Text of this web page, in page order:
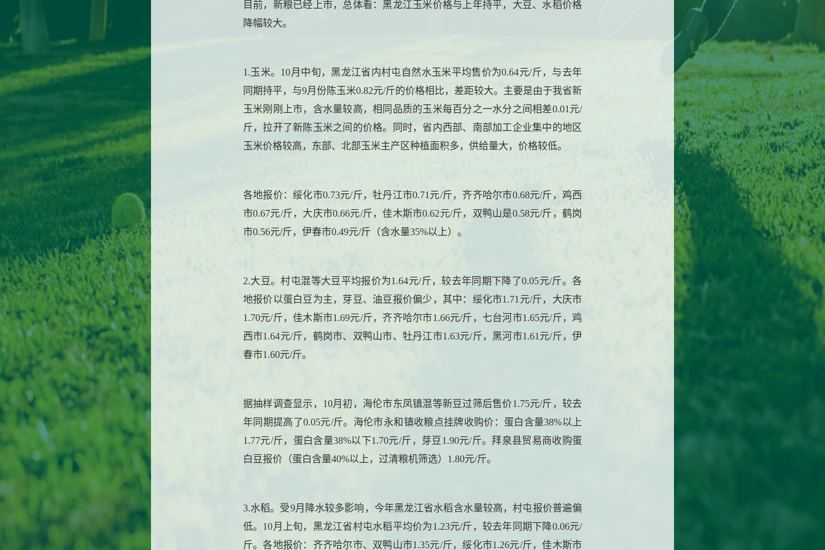
目前，新粮已经上市，总体看：黑龙江玉米价格与上年持平，大豆、水稻价格
降幅较大。
1.玉米。10月中旬，黑龙江省内村屯自然水玉米平均售价为0.64元/斤，与去年
同期持平，与9月份陈玉米0.82元/斤的价格相比，差距较大。主要是由于我省新
玉米刚刚上市，含水量较高，相同品质的玉米每百分之一水分之间相差0.01元/
斤，拉开了新陈玉米之间的价格。同时，省内西部、南部加工企业集中的地区
玉米价格较高，东部、北部玉米主产区种植面积多，供给量大，价格较低。
各地报价：绥化市0.73元/斤，牡丹江市0.71元/斤，齐齐哈尔市0.68元/斤，鸡西
市0.67元/斤，大庆市0.66元/斤，佳木斯市0.62元/斤，双鸭山是0.58元/斤，鹤岗
市0.56元/斤，伊春市0.49元/斤（含水量35%以上）。
2.大豆。村屯混等大豆平均报价为1.64元/斤，较去年同期下降了0.05元/斤。各
地报价以蛋白豆为主，芽豆、油豆报价偏少，其中：绥化市1.71元/斤，大庆市
1.70元/斤，佳木斯市1.69元/斤，齐齐哈尔市1.66元/斤，七台河市1.65元/斤，鸡
西市1.64元/斤，鹤岗市、双鸭山市、牡丹江市1.63元/斤，黑河市1.61元/斤，伊
春市1.60元/斤。
据抽样调查显示，10月初，海伦市东凤镇混等新豆过筛后售价1.75元/斤，较去
年同期提高了0.05元/斤。海伦市永和镇收粮点挂牌收购价：蛋白含量38%以上
1.77元/斤，蛋白含量38%以下1.70元/斤，芽豆1.90元/斤。拜泉县贸易商收购蛋
白豆报价（蛋白含量40%以上，过清粮机筛选）1.80元/斤。
3.水稻。受9月降水较多影响，今年黑龙江省水稻含水量较高，村屯报价普遍偏
低。10月上旬，黑龙江省村屯水稻平均价为1.23元/斤，较去年同期下降0.06元/
斤。各地报价：齐齐哈尔市、双鸭山市1.35元/斤，绥化市1.26元/斤，佳木斯市